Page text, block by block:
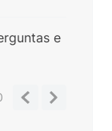
e